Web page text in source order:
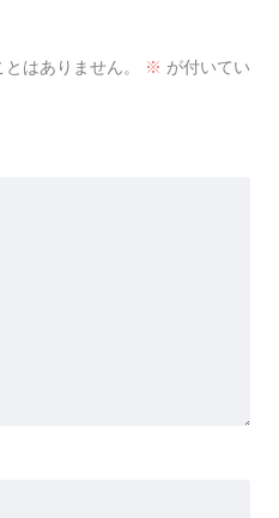
はありません。 ※ が付いてい